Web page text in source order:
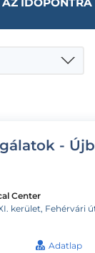
-
Center
kerület, Fehérvári út
Adatlap